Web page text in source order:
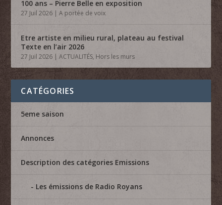
100 ans – Pierre Belle en exposition
27 Juil 2026 |A portée de voix
Etre artiste en milieu rural, plateau au festival
Texte en l’air 2026
27 Juil 2026 |ACTUALITÉS, Hors les murs
CATÉGORIES
5eme saison
Annonces
Description des catégories Emissions
Les émissions de Radio Royans